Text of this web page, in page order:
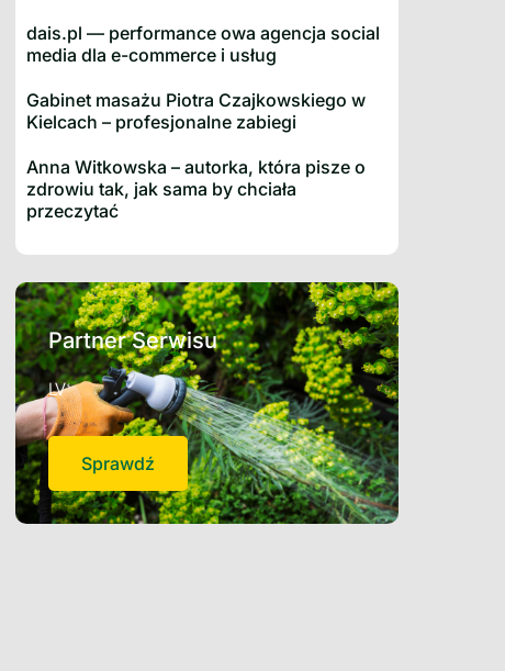
dais.pl — performance owa agencja social
media dla e-commerce i usług
Gabinet masażu Piotra Czajkowskiego w
Kielcach – profesjonalne zabiegi
Anna Witkowska – autorka, która pisze o
zdrowiu tak, jak sama by chciała
przeczytać
Partner Serwisu
LV
Sprawdź